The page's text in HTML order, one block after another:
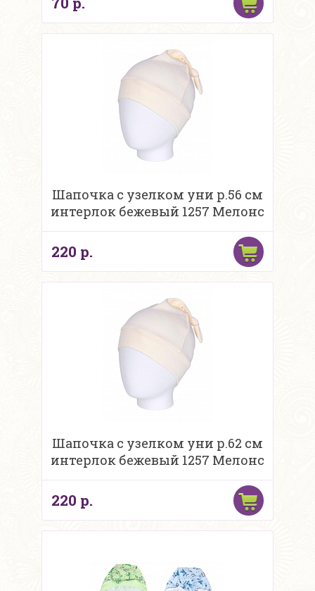
Шапочка с узелком уни р.56 см
интерлок бежевый 1257 Мелонс
220 р.
Шапочка с узелком уни р.62 см
интерлок бежевый 1257 Мелонс
220 р.